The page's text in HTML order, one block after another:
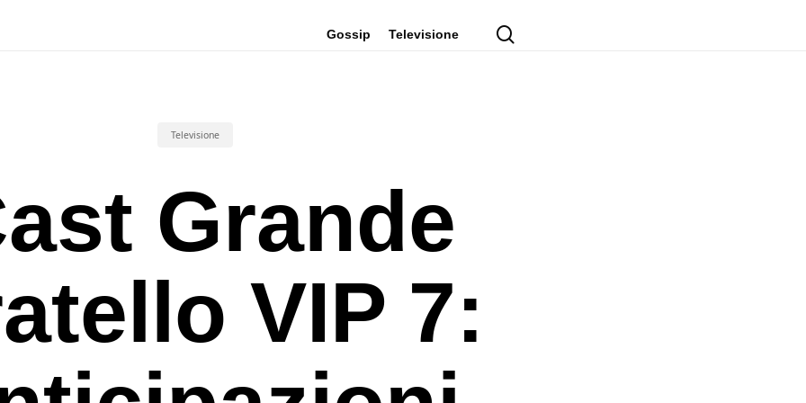
Gossip Televisione
Televisione
Grande
VIP 7: